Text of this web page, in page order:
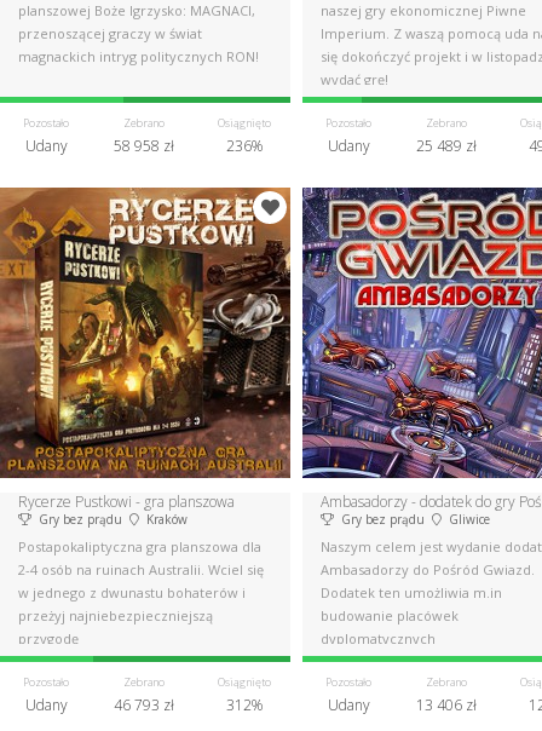
planszowej Boże Igrzysko: MAGNACI,
przenoszącej graczy w świat
magnackich intryg politycznych RON!
Pozostało
Udany
Zebrano
58 958 zł
Osiągnięto
236%
naszej gry ekonomicznej Piwne
Imperium. Z waszą pomocą uda
się dokończyć projekt i w
wydać grę!
Pozostało
Udany
Zebrano
25 489 zł
Rycerze Pustkowi - gra planszowa
Gry bez prądu Kraków
Postapokaliptyczna gra planszowa dla
2-4 osób na ruinach Australii. Wciel się
w jednego z dwunastu bohaterów i
przeżyj najniebezpieczniejszą
przygodę
Pozostało
Udany
Zebrano
46 793 zł
Osiągnięto
312%
Gry bez prądu Gliwice
Naszym celem jest wydanie
Ambasadorzy do Pośród Gwiazd.
Dodatek ten umożliwia m.in
budowanie placówek
dyplomatycznych
Pozostało
Udany
Zebrano
13 406 zł